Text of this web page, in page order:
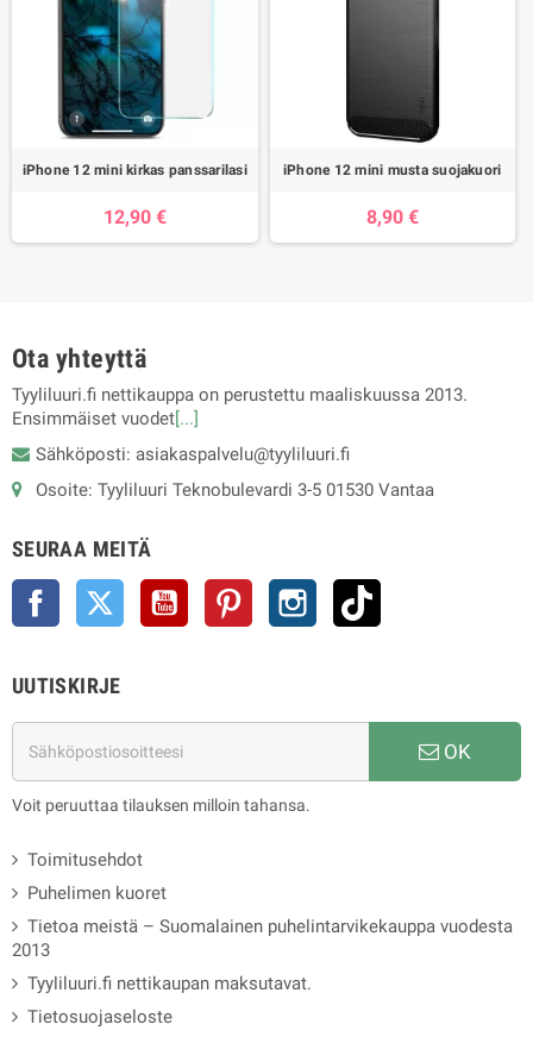
iPhone 12 mini kirkas panssarilasi
12,90 €
iPhone 12 mini musta suojakuori
8,90 €
Ota yhteyttä
Tyyliluuri.fi nettikauppa on perustettu maaliskuussa 2013.
Ensimmäiset vuodet[...]
Sähköposti: asiakaspalvelu@tyyliluuri.fi
Osoite: Tyyliluuri Teknobulevardi 3-5 01530 Vantaa
SEURAA MEITÄ
Facebook Twitter YouTube Pinterest Instagram
UUTISKIRJE
OK
Voit peruuttaa tilauksen milloin tahansa.
Toimitusehdot
Puhelimen kuoret
Tietoa meistä – Suomalainen puhelintarvikekauppa vuodesta
2013
Tyyliluuri.fi nettikaupan maksutavat.
Tietosuojaseloste